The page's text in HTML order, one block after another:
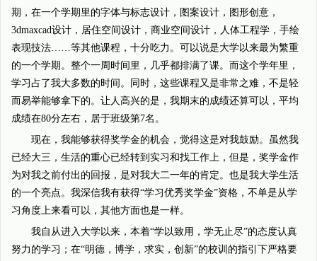
期，在一个学期里的字体与标志设计，图案设计，图形创意，
3dmaxcad设计，居住空间设计，商业空间设计，人体工程学，手绘
表现技法……等其他课程，十分吃力。可以说是大学以来最为繁重
的一个学期。整个一周时间里，几乎都排满了课。而这个学年里，
学习占了我大多数的时间。同时，这些课程又是非常之难，不是轻
而易举能够拿下的。让人高兴的是，我期末的成绩还算可以，平均
成绩在80分左右，居于班级第7名。
现在，我能够获得奖学金的机会，觉得这是对我鼓励。虽然我
已经大三，生活的重心已经转到实习和找工作上，但是，奖学金作
为对我之前付出的回报，是对我大二一年的肯定。也是我大学生活
的一个亮点。我深信我有获得“学习优秀奖学金”资格，不单是从学
习角度上来看可以，其他方面也是一样。
我自从进入大学以来，本着“学以致用，学无止尽”的态度认真
努力的学习；在“明德，博学，求实，创新”的校训的指引下严格要